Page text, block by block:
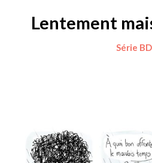
Lentement
Série BD